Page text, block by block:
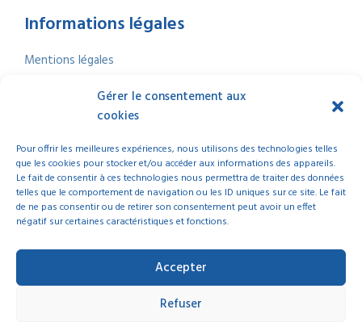
Gérer le consentement aux
cookies
Pour offrir les meilleures expériences, nous utilisons des technologies telles
que les cookies pour stocker et/ou accéder aux informations des appareils.
Le fait de consentir à ces technologies nous permettra de traiter des données
telles que le comportement de navigation ou les ID uniques sur ce site. Le fait
de ne pas consentir ou de retirer son consentement peut avoir un effet
négatif sur certaines caractéristiques et fonctions.
Accepter
Refuser
Informations légales
Mentions légales
Politique de cookies
Nous contacter
Index Égalité professionnelle2025
© 2025 La Ligue de l’Enseignement Nouvelle-Aquitaine | Tous droits réservés